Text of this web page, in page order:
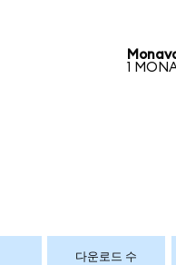
1
다운로드 수